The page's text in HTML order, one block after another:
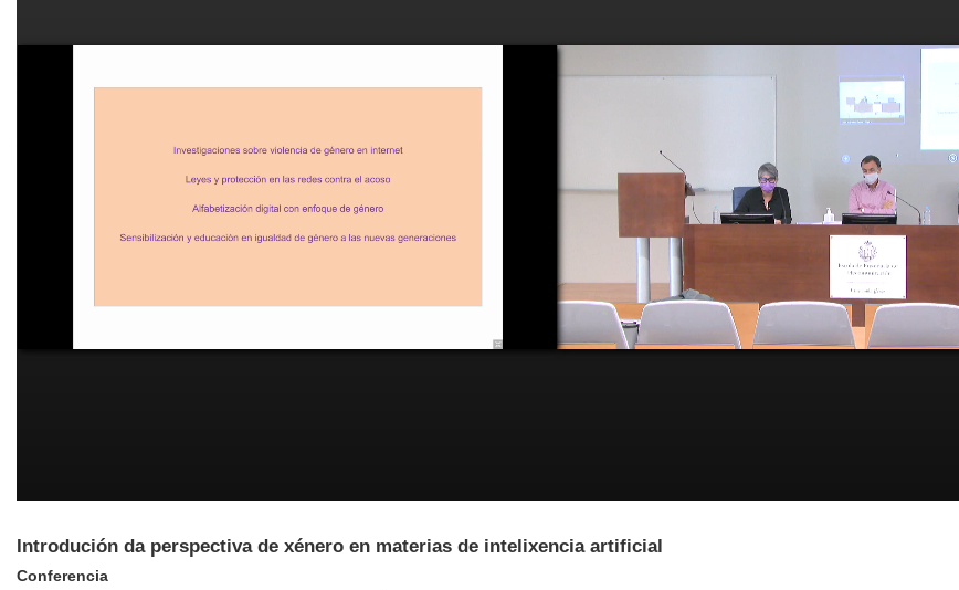
Introdución da perspectiva de xénero en materias de intelixencia artificial
Conferencia